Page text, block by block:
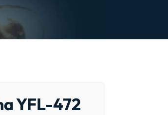
YFL-472